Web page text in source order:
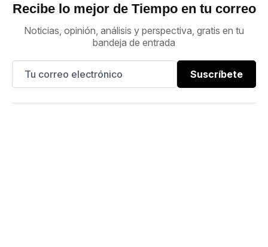
Recibe lo mejor de Tiempo en tu correo
Noticias, opinión, análisis y perspectiva, gratis en tu
bandeja de entrada
Suscríbete